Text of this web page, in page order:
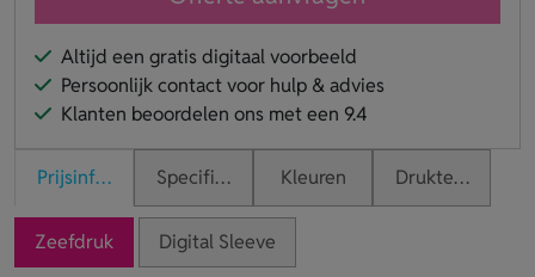
Altijd een gratis digitaal voorbeeld
Persoonlijk contact voor hulp & advies
Klanten beoordelen ons met een 9.4
PrijsinformatieSpecificaties Kleuren Druktechnieken
Zeefdruk Digital Sleeve